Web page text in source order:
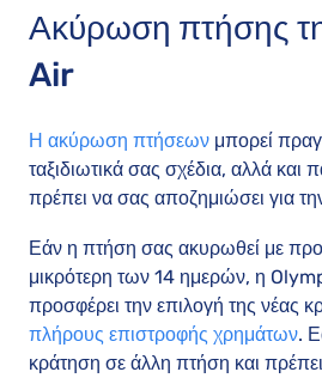
Ακύρωση πτήσης
Air
Η ακύρωση πτήσεων μπορεί
ταξιδιωτικά σας σχέδια, αλλά
πρέπει να σας αποζημιώσει για
Εάν η πτήση σας ακυρωθεί με
μικρότερη των 14 ημερών, η
προσφέρει την επιλογή της νέας
πλήρους επιστροφής χρημάτων.
κράτηση σε άλλη πτήση και